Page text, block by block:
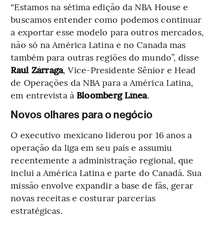
“Estamos na sétima edição da NBA House e
buscamos entender como podemos continuar
a exportar esse modelo para outros mercados,
não só na América Latina e no Canada mas
também para outras regiões do mundo”, disse
Raul Zárraga, Vice-Presidente Sênior e Head
de Operações da NBA para a América Latina,
em entrevista à Bloomberg Línea.
Novos olhares para o negócio
O executivo mexicano liderou por 16 anos a
operação da liga em seu país e assumiu
recentemente a administração regional, que
inclui a América Latina e parte do Canadá. Sua
missão envolve expandir a base de fãs, gerar
novas receitas e costurar parcerias
estratégicas.